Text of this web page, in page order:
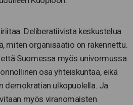
Deliberatiivista keskustelua
miten organisaatio on rakennettu.
Suomessa myös univormussa
osa yhteiskuntaa, eikä
demokratian ulkopuolella. Ja
myös viranomaisten